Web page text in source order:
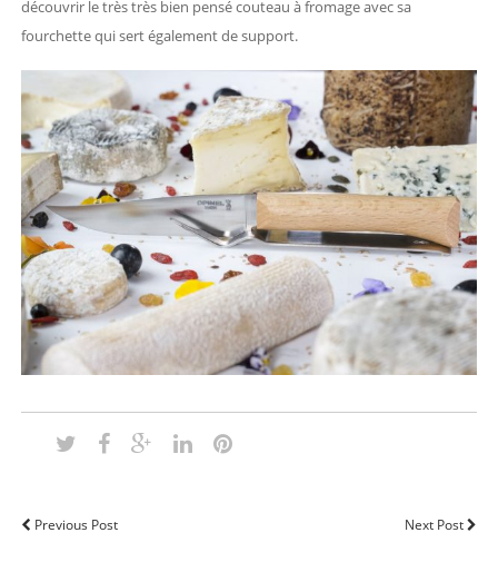
découvrir le très très bien pensé couteau à fromage avec sa
fourchette qui sert également de support.
Previous Post Next Post